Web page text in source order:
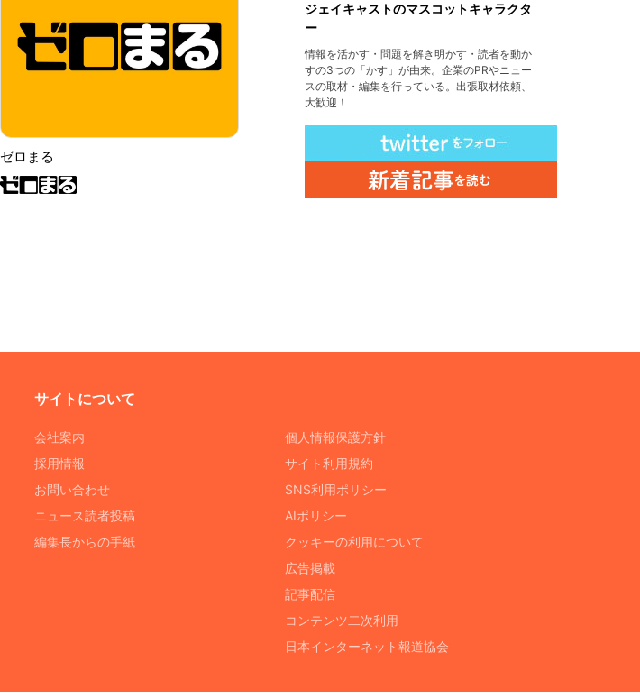
ゼロまる
ジェイキャストのマスコットキャラクタ
ー
情報を活かす・問題を解き明かす・読者を動か
すの3つの「かす」が由来。企業のPRやニュー
スの取材・編集を行っている。出張取材依頼、
大歓迎！
サイトについて
会社案内
採用情報
お問い合わせ
ニュース読者投稿
編集長からの手紙
個人情報保護方針
サイト利用規約
SNS利用ポリシー
AIポリシー
クッキーの利用について
広告掲載
記事配信
コンテンツ二次利用
日本インターネット報道協会